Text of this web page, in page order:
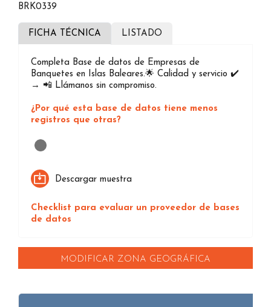
BRK0339
FICHA TÉCNICA LISTADO
Completa Base de datos de Empresas de
Banquetes en Islas Baleares.🌟 Calidad y servicio ✔️
→ 📲 Llámanos sin compromiso.
¿Por qué esta base de datos tiene menos
registros que otras?
Loading...
Descargar muestra
Checklist para evaluar un proveedor de bases
de datos
MODIFICAR ZONA GEOGRÁFICA